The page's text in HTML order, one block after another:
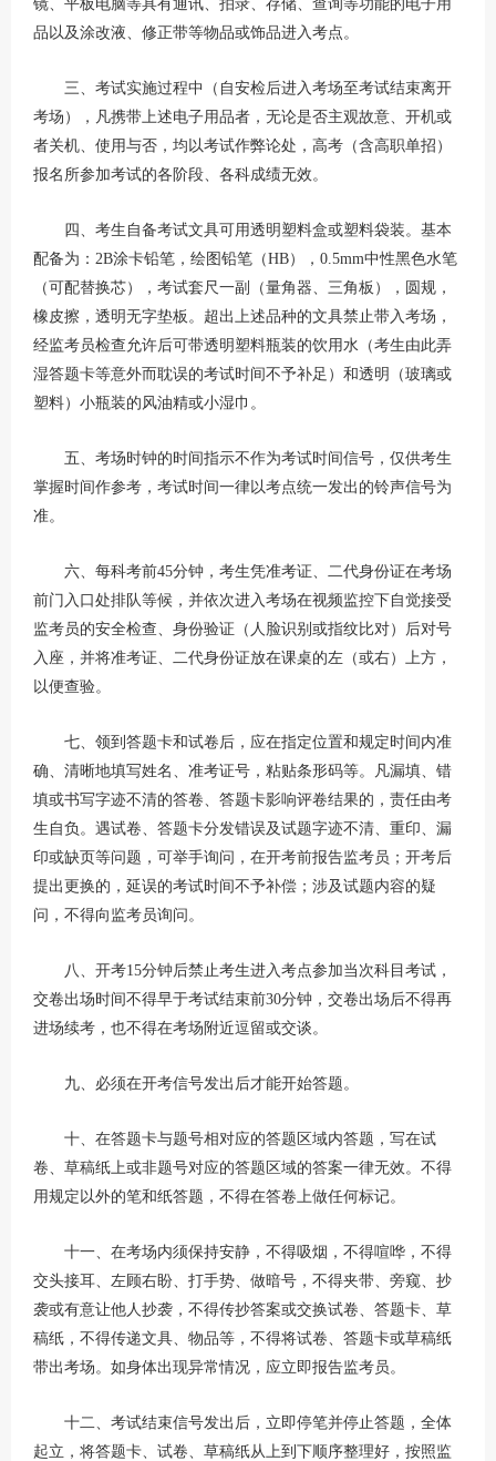
镜、平板电脑等具有通讯、拍录、存储、查询等功能的电子用
品以及涂改液、修正带等物品或饰品进入考点。
三、考试实施过程中（自安检后进入考场至考试结束离开
考场），凡携带上述电子用品者，无论是否主观故意、开机或
者关机、使用与否，均以考试作弊论处，高考（含高职单招）
报名所参加考试的各阶段、各科成绩无效。
四、考生自备考试文具可用透明塑料盒或塑料袋装。基本
配备为：2B涂卡铅笔，绘图铅笔（HB），0.5mm中性黑色水笔
（可配替换芯），考试套尺一副（量角器、三角板），圆规，
橡皮擦，透明无字垫板。超出上述品种的文具禁止带入考场，
经监考员检查允许后可带透明塑料瓶装的饮用水（考生由此弄
湿答题卡等意外而耽误的考试时间不予补足）和透明（玻璃或
塑料）小瓶装的风油精或小湿巾。
五、考场时钟的时间指示不作为考试时间信号，仅供考生
掌握时间作参考，考试时间一律以考点统一发出的铃声信号为
准。
六、每科考前45分钟，考生凭准考证、二代身份证在考场
前门入口处排队等候，并依次进入考场在视频监控下自觉接受
监考员的安全检查、身份验证（人脸识别或指纹比对）后对号
入座，并将准考证、二代身份证放在课桌的左（或右）上方，
以便查验。
七、领到答题卡和试卷后，应在指定位置和规定时间内准
确、清晰地填写姓名、准考证号，粘贴条形码等。凡漏填、错
填或书写字迹不清的答卷、答题卡影响评卷结果的，责任由考
生自负。遇试卷、答题卡分发错误及试题字迹不清、重印、漏
印或缺页等问题，可举手询问，在开考前报告监考员；开考后
提出更换的，延误的考试时间不予补偿；涉及试题内容的疑
问，不得向监考员询问。
八、开考15分钟后禁止考生进入考点参加当次科目考试，
交卷出场时间不得早于考试结束前30分钟，交卷出场后不得再
进场续考，也不得在考场附近逗留或交谈。
九、必须在开考信号发出后才能开始答题。
十、在答题卡与题号相对应的答题区域内答题，写在试
卷、草稿纸上或非题号对应的答题区域的答案一律无效。不得
用规定以外的笔和纸答题，不得在答卷上做任何标记。
十一、在考场内须保持安静，不得吸烟，不得喧哗，不得
交头接耳、左顾右盼、打手势、做暗号，不得夹带、旁窥、抄
袭或有意让他人抄袭，不得传抄答案或交换试卷、答题卡、草
稿纸，不得传递文具、物品等，不得将试卷、答题卡或草稿纸
带出考场。如身体出现异常情况，应立即报告监考员。
十二、考试结束信号发出后，立即停笔并停止答题，全体
起立，将答题卡、试卷、草稿纸从上到下顺序整理好，按照监